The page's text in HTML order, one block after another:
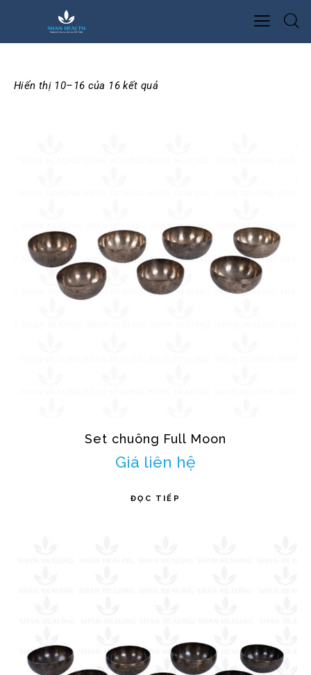
Hiển thị 10–16 của 16 kết quả
Set chuông Full Moon
Giá liên hệ
ĐỌC TIẾP